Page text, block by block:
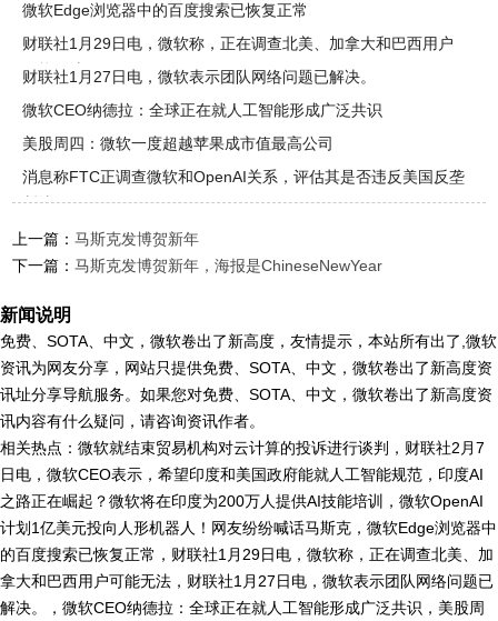
微软Edge浏览器中的百度搜索已恢复正常
财联社1月29日电，微软称，正在调查北美、加拿大和巴西用户
可能无法
财联社1月27日电，微软表示团队网络问题已解决。
微软CEO纳德拉：全球正在就人工智能形成广泛共识
美股周四：微软一度超越苹果成市值最高公司
消息称FTC正调查微软和OpenAI关系，评估其是否违反美国反垄
断法
上一篇：马斯克发博贺新年
下一篇：马斯克发博贺新年，海报是ChineseNewYear
新闻说明
免费、SOTA、中文，微软卷出了新高度，友情提示，本站所有出了,微软
资讯为网友分享，网站只提供免费、SOTA、中文，微软卷出了新高度资
讯址分享导航服务。如果您对免费、SOTA、中文，微软卷出了新高度资
讯内容有什么疑问，请咨询资讯作者。
相关热点：微软就结束贸易机构对云计算的投诉进行谈判，财联社2月7
日电，微软CEO表示，希望印度和美国政府能就人工智能规范，印度AI
之路正在崛起？微软将在印度为200万人提供AI技能培训，微软OpenAI
计划1亿美元投向人形机器人！网友纷纷喊话马斯克，微软Edge浏览器中
的百度搜索已恢复正常，财联社1月29日电，微软称，正在调查北美、加
拿大和巴西用户可能无法，财联社1月27日电，微软表示团队网络问题已
解决。，微软CEO纳德拉：全球正在就人工智能形成广泛共识，美股周